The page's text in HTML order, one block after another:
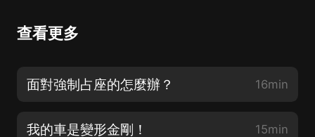
查看更多
面對強制占座的怎麼辦？ 16min
我的車是變形金剛！ 15min